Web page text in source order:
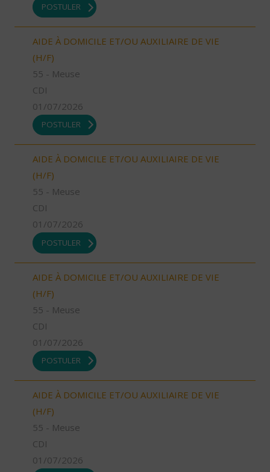
POSTULER
AIDE À DOMICILE ET/OU AUXILIAIRE DE VIE
(H/F)
55 - Meuse
CDI
01/07/2026
POSTULER
AIDE À DOMICILE ET/OU AUXILIAIRE DE VIE
(H/F)
55 - Meuse
CDI
01/07/2026
POSTULER
AIDE À DOMICILE ET/OU AUXILIAIRE DE VIE
(H/F)
55 - Meuse
CDI
01/07/2026
POSTULER
AIDE À DOMICILE ET/OU AUXILIAIRE DE VIE
(H/F)
55 - Meuse
CDI
01/07/2026